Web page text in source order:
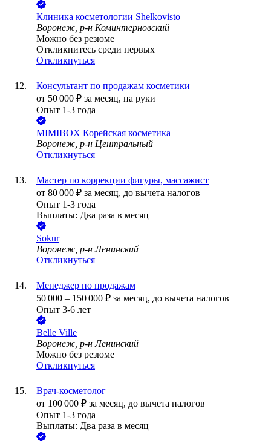
Клиника косметологии Shelkovisto
Воронеж, р-н Коминтерновский
Можно без резюме
Откликнитесь среди первых
Откликнуться
Консультант по продажам косметики
от 50 000 ₽ за месяц, на руки
Опыт 1-3 года
MIMIBOX Корейская косметика
Воронеж, р-н Центральный
Откликнуться
Мастер по коррекции фигуры, массажист
от 80 000 ₽ за месяц, до вычета налогов
Опыт 1-3 года
Выплаты: Два раза в месяц
Sokur
Воронеж, р-н Ленинский
Откликнуться
Менеджер по продажам
50 000 – 150 000 ₽ за месяц, до вычета налогов
Опыт 3-6 лет
Belle Ville
Воронеж, р-н Ленинский
Можно без резюме
Откликнуться
Врач-косметолог
от 100 000 ₽ за месяц, до вычета налогов
Опыт 1-3 года
Выплаты: Два раза в месяц